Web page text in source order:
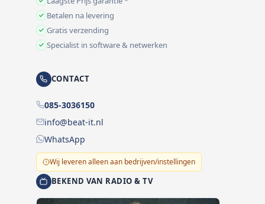
Betalen na levering
Gratis verzending
Specialist in software & netwerken
CONTACT
085-3036150
info@beat-it.nl
WhatsApp
Wij leveren alleen aan bedrijven/instellingen
BEKEND VAN RADIO & TV